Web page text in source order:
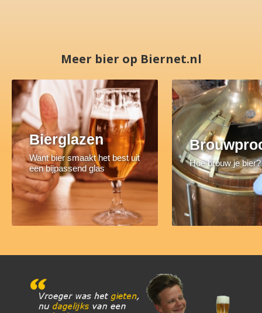
Meer bier op Biernet.nl
Bierglazen
Want bier smaakt het best uit
een bijpassend glas
Hoe brouw je bier?